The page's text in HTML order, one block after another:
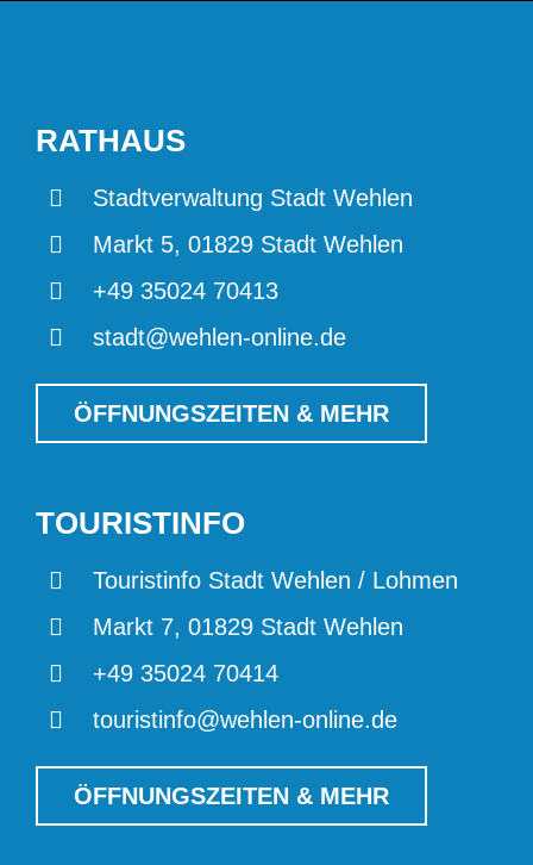
RATHAUS
Stadtverwaltung Stadt Wehlen
Markt 5, 01829 Stadt Wehlen
+49 35024 70413
stadt@wehlen-online.de
ÖFFNUNGSZEITEN & MEHR
TOURISTINFO
Touristinfo Stadt Wehlen / Lohmen
Markt 7, 01829 Stadt Wehlen
+49 35024 70414
touristinfo@wehlen-online.de
ÖFFNUNGSZEITEN & MEHR